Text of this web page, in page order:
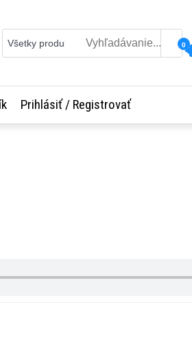
0
Prihlásiť / Registrovať